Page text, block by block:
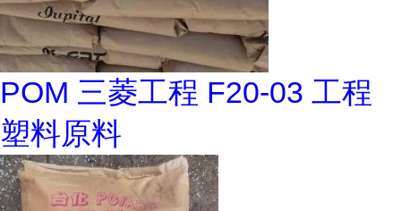
POM 三菱工程 F20-03 工程
塑料原料